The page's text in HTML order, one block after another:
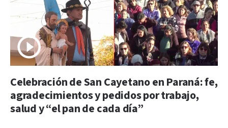
Celebración de San Cayetano en Paraná: fe,
agradecimientos y pedidos por trabajo,
salud y “el pan de cada día”